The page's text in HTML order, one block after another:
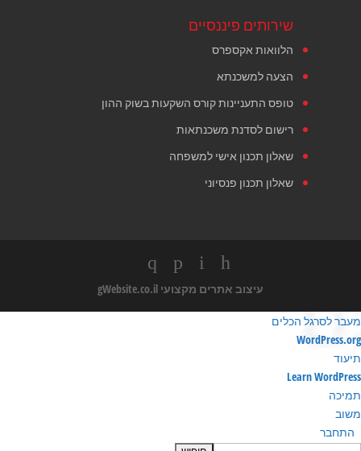
שירותים פיננסיים
הלוואות אקספרס
הצעה למשכנתא
טופס התעניינות קורס השקעות בשוק ההון
רישום לסדנת משכנתאות
שאלון תכנון אישי למשפחה
שאלון תכנון פנסיוני
עיצוב אתרים מקצועי
מעבר לסרגל הכלים
אודות
וורדפרס
WordPress.org
תיעוד
Learn WordPress
תמיכה
משוב
התחבר